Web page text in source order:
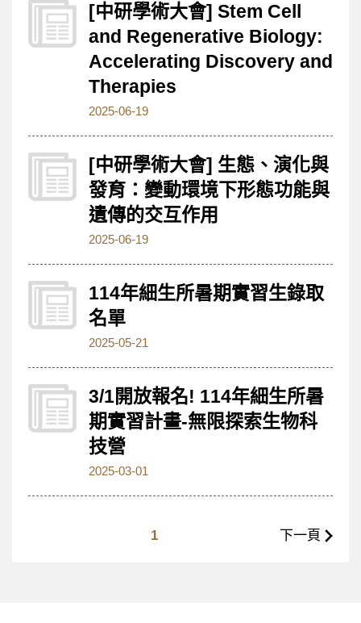
[中研學術大會] Stem Cell
and Regenerative Biology:
Accelerating Discovery and
Therapies
2025-06-19
[中研學術大會] 生態、演化與
發育：變動環境下形態功能與
遺傳的交互作用
2025-06-19
114年細生所暑期實習生錄取
名單
2025-05-21
3/1開放報名! 114年細生所暑
期實習計畫-無限探索生物科
技營
2025-03-01
1 下一頁